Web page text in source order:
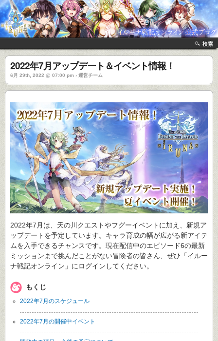
検索
2022年7月アップデート＆イベント情報！
6月 29th, 2022 @ 07:00 pm › 運営チーム
2022年7月は、天の川クエストやフグーイベントに加え、新規ア
ップデートを予定しています。キャラ育成の幅が広がる新アイテ
ムを入手できるチャンスです。現在配信中のエピソード6の最新
ミッションまで挑んだことがない冒険者の皆さん、ぜひ「イルー
ナ戦記オンライン」にログインしてください。
もくじ
2022年7月のスケジュール
2022年7月の開催中イベント